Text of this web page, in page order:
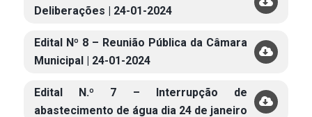
Deliberações | 24-01-2024
Edital Nº 8 – Reunião Pública da Câmara
Municipal | 24-01-2024
Edital N.º 7 – Interrupção de
abastecimento de água dia 24 de janeiro